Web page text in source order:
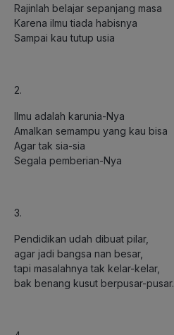
Rajinlah belajar sepanjang masa
Karena ilmu tiada habisnya
Sampai kau tutup usia
2.
Ilmu adalah karunia-Nya
Amalkan semampu yang kau bisa
Agar tak sia-sia
Segala pemberian-Nya
3.
Pendidikan udah dibuat pilar,
agar jadi bangsa nan besar,
tapi masalahnya tak kelar-kelar,
bak benang kusut berpusar-pusar.